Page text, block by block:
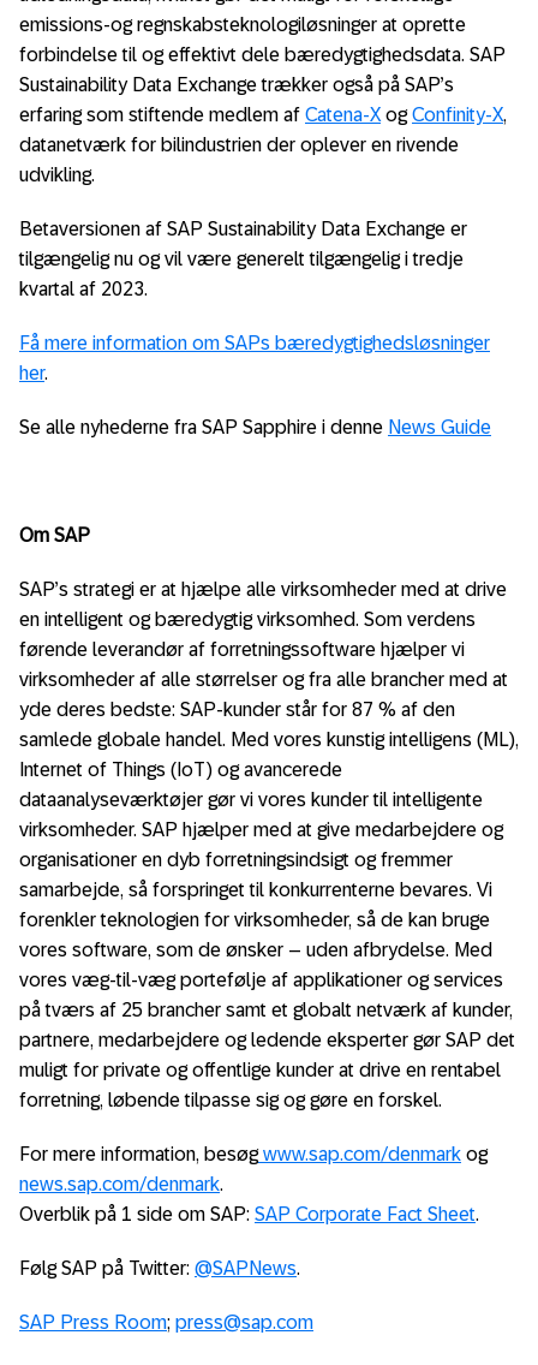
emissions-og regnskabsteknologiløsninger at oprette
forbindelse til og effektivt dele bæredygtighedsdata. SAP
Sustainability Data Exchange trækker også på SAP’s
erfaring som stiftende medlem af Catena-X ogConfinity-X,
datanetværk for bilindustrien der oplever en rivende
udvikling.
Betaversionen af SAP Sustainability Data Exchange er
tilgængelig nu og vil være generelt tilgængelig i tredje
kvartal af 2023.
Få mere information om SAPs bæredygtighedsløsninger
her.
Se alle nyhederne fra SAP Sapphire i denne News Guide
Om SAP
SAP’s strategi er at hjælpe alle virksomheder med at drive
en intelligent og bæredygtig virksomhed. Som verdens
førende leverandør af forretningssoftware hjælper vi
virksomheder af alle størrelser og fra alle brancher med at
yde deres bedste: SAP-kunder står for 87 % af den
samlede globale handel. Med vores kunstig intelligens (ML),
Internet of Things (IoT) og avancerede
dataanalyseværktøjer gør vi vores kunder til intelligente
virksomheder. SAP hjælper med at give medarbejdere og
organisationer en dyb forretningsindsigt og fremmer
samarbejde, så forspringet til konkurrenterne bevares. Vi
forenkler teknologien for virksomheder, så de kan bruge
vores software, som de ønsker – uden afbrydelse. Med
vores væg-til-væg portefølje af applikationer og services
på tværs af 25 brancher samt et globalt netværk af kunder,
partnere, medarbejdere og ledende eksperter gør SAP det
muligt for private og offentlige kunder at drive en rentabel
forretning, løbende tilpasse sig og gøre en forskel.
For mere information, besøgwww.sap.com/denmark og
news.sap.com/denmark.
Overblik på 1 side om SAP: SAP Corporate Fact Sheet.
Følg SAP på Twitter: @SAPNews.
SAP Press Room; press@sap.com